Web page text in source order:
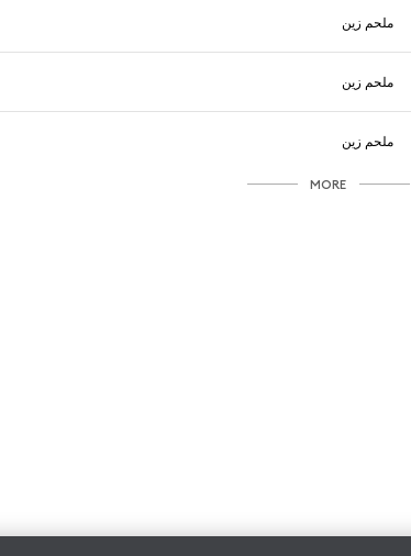
ملحم زين
ملحم زين
ملحم زين
MORE